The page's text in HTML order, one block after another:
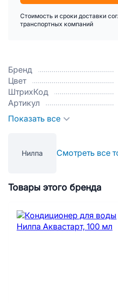
Бренд
Цвет
ШтрихКод
Артикул
Показать все
Нилпа Смотреть все
Стоимость и сроки доставки
транспортных компаний
Товары этого бренда